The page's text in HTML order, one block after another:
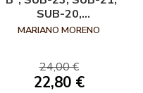
SUB-20,
AFICIONADOS
MARIANO MORENO
24,00 €
22,80 €